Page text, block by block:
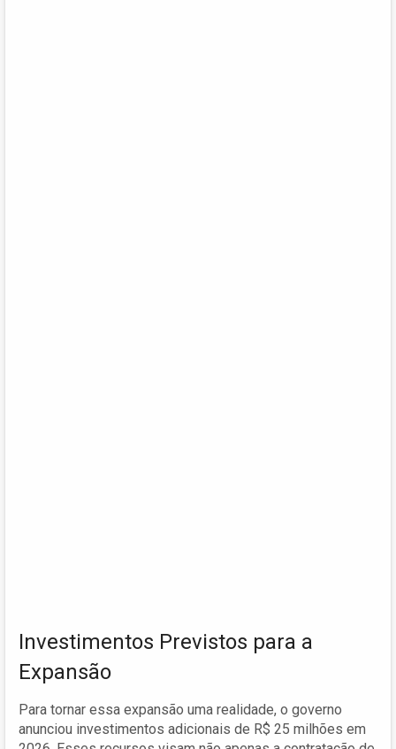
Investimentos Previstos para a
Expansão
Para tornar essa expansão uma realidade, o governo
anunciou investimentos adicionais de R$ 25 milhões em